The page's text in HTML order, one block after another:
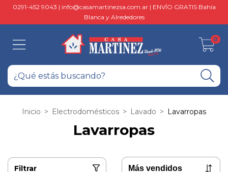
0291-452 9043 | info@casamartinezsa.com.ar| ENVÍO GRATIS Bahía
Blanca y Alrededores
0
Inicio > Electrodomésticos > Lavado > Lavarropas
Lavarropas
Filtrar